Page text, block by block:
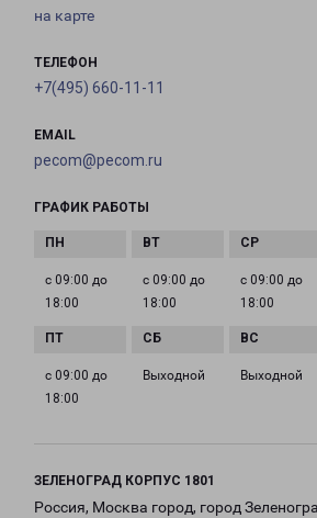
на карте
ТЕЛЕФОН
+7(495) 660-11-11
EMAIL
pecom@pecom.ru
ГРАФИК РАБОТЫ
с 09:00 до
18:00
с 09:00 до
18:00
с 09:00 до
18:00
с 09:00 до
18:00
Выходной Выходной
ЗЕЛЕНОГРАД КОРПУС 1801
Россия, Москва город, город